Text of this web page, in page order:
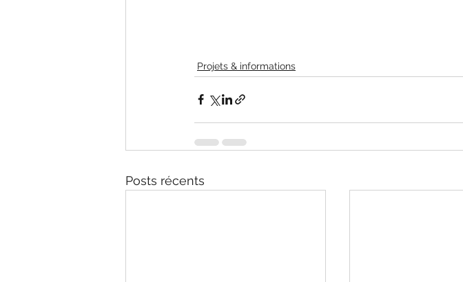
Projets & informations
Posts récents